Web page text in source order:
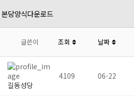
본당양식다운로드
글쓴이 조회 날짜
길동성당
4109 06-22